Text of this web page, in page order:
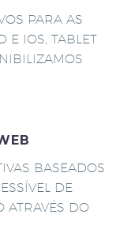
PARA AS
E IOS, TABLET
BASEADOS
DE
ATRAVÉS DO